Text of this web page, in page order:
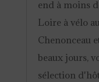
end à moins
Loire à vélo
Chenonceau
beaux jours,
sélection